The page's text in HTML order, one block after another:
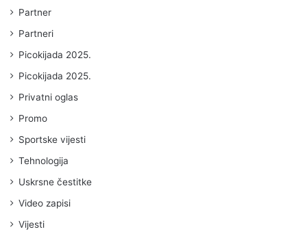
Partner
Partneri
Picokijada 2025.
Picokijada 2025.
Privatni oglas
Promo
Sportske vijesti
Tehnologija
Uskrsne čestitke
Video zapisi
Vijesti